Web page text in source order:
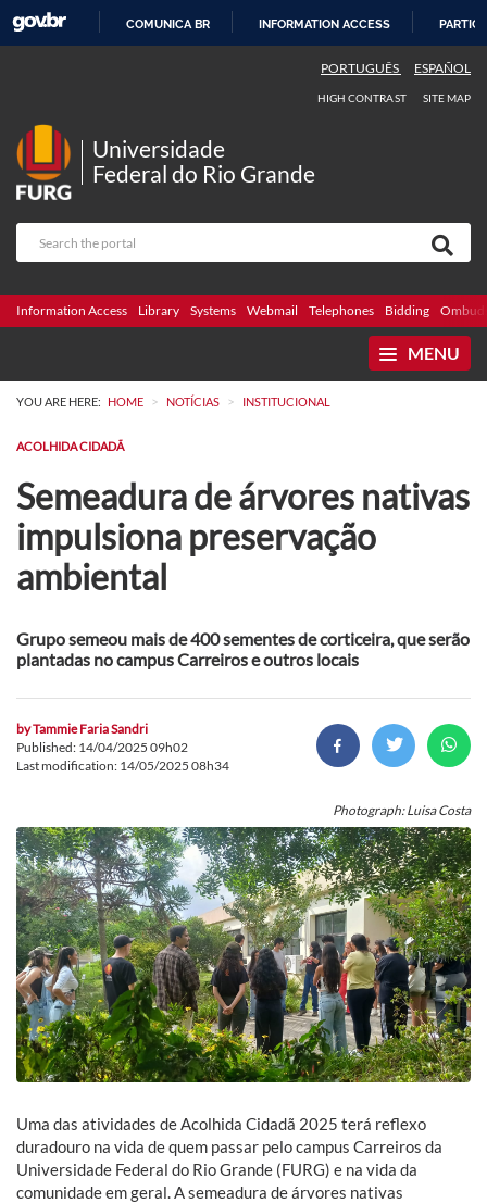
COMUNICA BR INFORMATION ACCESS
PORTUGUÊS ESPAÑOL
HIGH CONTRAST SITE MAP
Universidade
Federal do Rio Grande
Information Access Library Systems Webmail Telephones Bidding
MENU
YOU ARE HERE: HOME > NOTÍCIAS > INSTITUCIONAL
ACOLHIDA CIDADÃ
Semeadura de árvores nativas
impulsiona preservação
ambiental
Grupo semeou mais de 400 sementes de corticeira, que serão
plantadas no campus Carreiros e outros locais
byTammie Faria Sandri
Published: 14/04/2025 09h02
Last modification: 14/05/2025 08h34
Photograph: Luisa Costa
Uma das atividades de Acolhida Cidadã 2025 terá reflexo
duradouro na vida de quem passar pelo campus Carreiros da
Universidade Federal do Rio Grande (FURG) e na vida da
comunidade em geral. A semeadura de árvores nativas